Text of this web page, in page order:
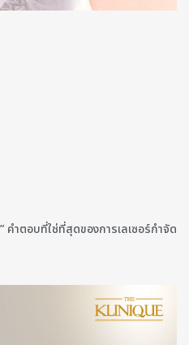
ำตอบที่ใช่ที่สุดของการเลเซอร์กำจัด